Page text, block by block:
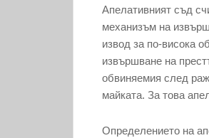
Апелативният съд
механизъм на
извод за по-висока
извършване на
обвиняемия след
майката. За това
Определението на